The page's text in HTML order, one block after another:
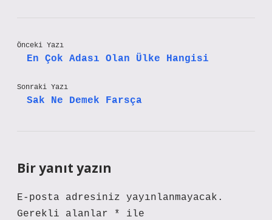
Önceki Yazı
En Çok Adası Olan Ülke Hangisi
Sonraki Yazı
Sak Ne Demek Farsça
Bir yanıt yazın
E-posta adresiniz yayınlanmayacak.
Gerekli alanlar
*
ile